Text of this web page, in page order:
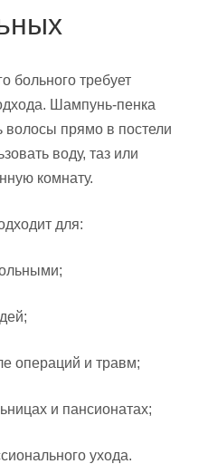
больного требует
Шампунь-пенка
волосы прямо в постели
воду, таз или
комнату.
для:
операций и травм;
и пансионатах;
ухода.